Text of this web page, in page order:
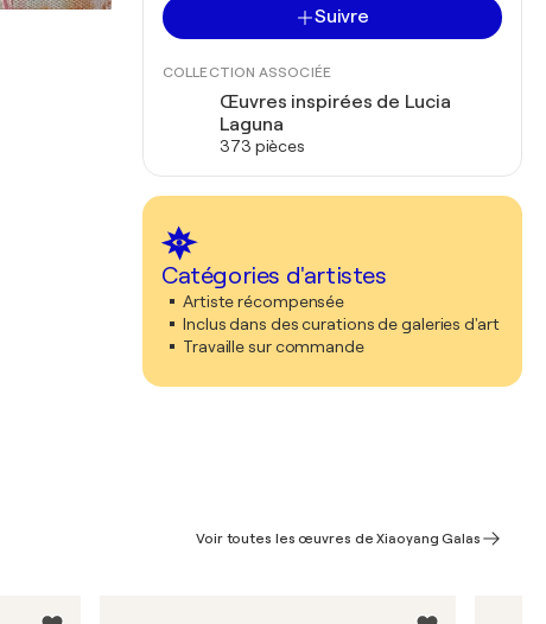
Suivre
COLLECTION ASSOCIÉE
Œuvres inspirées de Lucia
Laguna
373 pièces
Catégories d'artistes
Artiste récompensée
Inclus dans des curations de galeries d'art
Travaille sur commande
Voir toutes les œuvres de Xiaoyang Galas